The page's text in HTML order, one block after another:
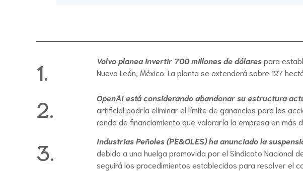
1. Volvo planea invertir 700 millones de dólarespara
Nuevo León, México. La planta se extenderá sobre 127
2. OpenAI está considerando abandonar su estructura
artificial podría eliminar el límite de ganancias para los
ronda de financiamiento que valoraría la empresa en más
3. Industrias Peñoles (PE&OLES) ha anunciado la
debido a una huelga promovida por el Sindicato Nacional
seguirá los procedimientos establecidos para resolver el